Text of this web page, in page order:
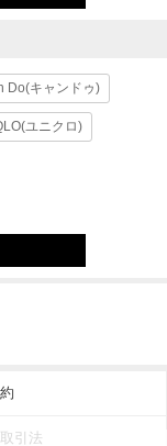
Do(キャンドゥ)
ユニクロ)
引法